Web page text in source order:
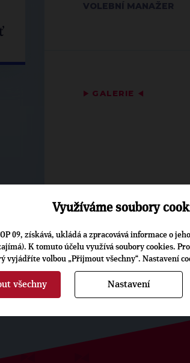
VOLEBNÍ MANAŽER
▶ GALERIE ◀
Využíváme soubory
09, získává, ukládá a zpracovává informace o
K tomuto účelu využívá soubory cookies.
vyjádříte volbou „Přijmout všechny“. Nastavení
všechny Nastavení